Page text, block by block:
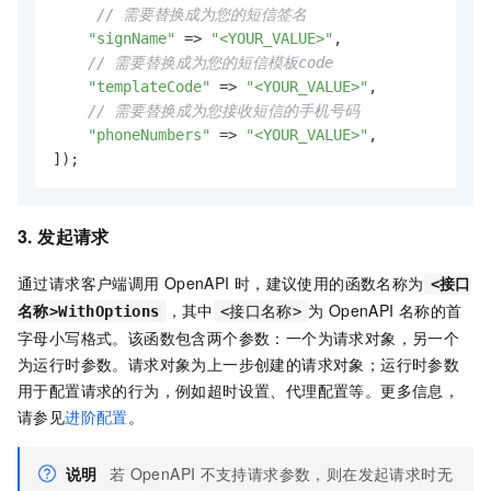
// 需要替换成为您的短信签名
"signName"
=> "<YOUR_VALUE>" ,
// 需要替换成为您的短信模板code
"templateCode"
=> "<YOUR_VALUE>" ,
// 需要替换成为您接收短信的手机号码
"phoneNumbers"
=> "<YOUR_VALUE>" ,
]);
3. 发起请求
通过请求客户端调用 OpenAPI 时，建议使用的函数名称为 <接口
名称>WithOptions
，其中 <接口名称> 为 OpenAPI 名称的首
字母小写格式。该函数包含两个参数：一个为请求对象，另一个
为运行时参数。请求对象为上一步创建的请求对象；运行时参数
用于配置请求的行为，例如超时设置、代理配置等。更多信息，
请参见进阶配置。
说明 若 OpenAPI 不支持请求参数，则在发起请求时无